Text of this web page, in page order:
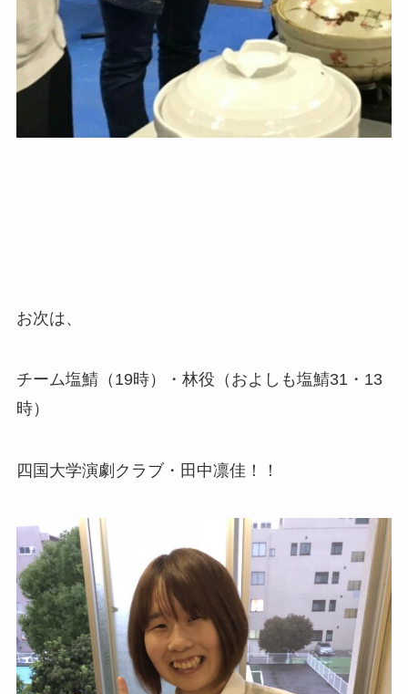
お次は、
チーム塩鯖（19時）・林役（およしも塩鯖31・13
時）
四国大学演劇クラブ・田中凛佳！！